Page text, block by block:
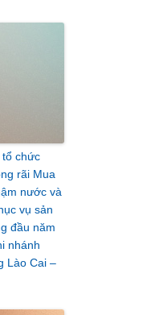
chức
rãi Mua
nước và
vụ sản
đầu năm
nhánh
Lào Cai –